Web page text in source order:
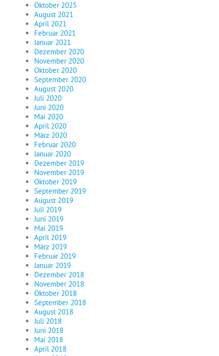
Oktober 2025
August 2021
April 2021
Februar 2021
Januar 2021
Dezember 2020
November 2020
Oktober 2020
September 2020
August 2020
Juli 2020
Juni 2020
Mai 2020
April 2020
März 2020
Februar 2020
Januar 2020
Dezember 2019
November 2019
Oktober 2019
September 2019
August 2019
Juli 2019
Juni 2019
Mai 2019
April 2019
März 2019
Februar 2019
Januar 2019
Dezember 2018
November 2018
Oktober 2018
September 2018
August 2018
Juli 2018
Juni 2018
Mai 2018
April 2018